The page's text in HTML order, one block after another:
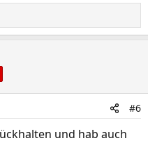
#6
und hab auch